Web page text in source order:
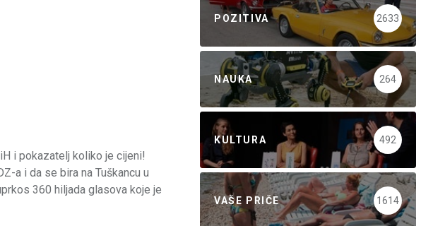
i pokazatelj koliko je cijeni!
a i da se bira na Tuškancu u
360 hiljada glasova koje je
POZITIVA 2633
NAUKA 264
KULTURA 492
VAŠE PRIČE 1614